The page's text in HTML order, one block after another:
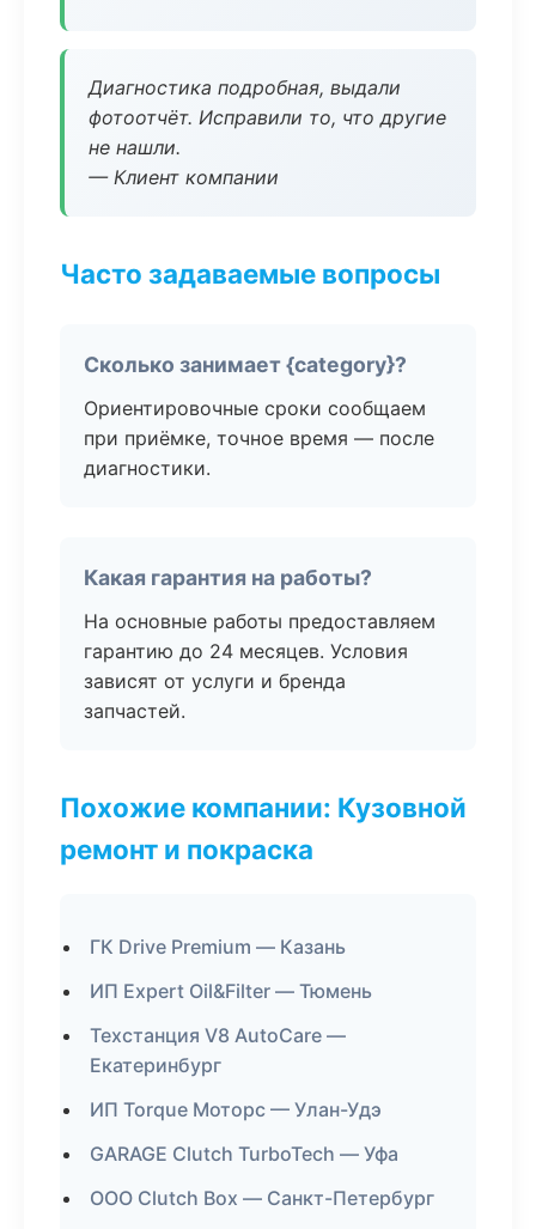
Диагностика подробная, выдали
фотоотчёт. Исправили то, что другие
не нашли.
— Клиент компании
Часто задаваемые вопросы
Сколько занимает {category}?
Ориентировочные сроки сообщаем
при приёмке, точное время — после
диагностики.
Какая гарантия на работы?
На основные работы предоставляем
гарантию до 24 месяцев. Условия
зависят от услуги и бренда
запчастей.
Похожие компании: Кузовной
ремонт и покраска
ГК Drive Premium — Казань
ИП Expert Oil&Filter — Тюмень
Техстанция V8 AutoCare —
Екатеринбург
ИП Torque Моторс — Улан-Удэ
GARAGE Clutch TurboTech — Уфа
ООО Clutch Box — Санкт-Петербург